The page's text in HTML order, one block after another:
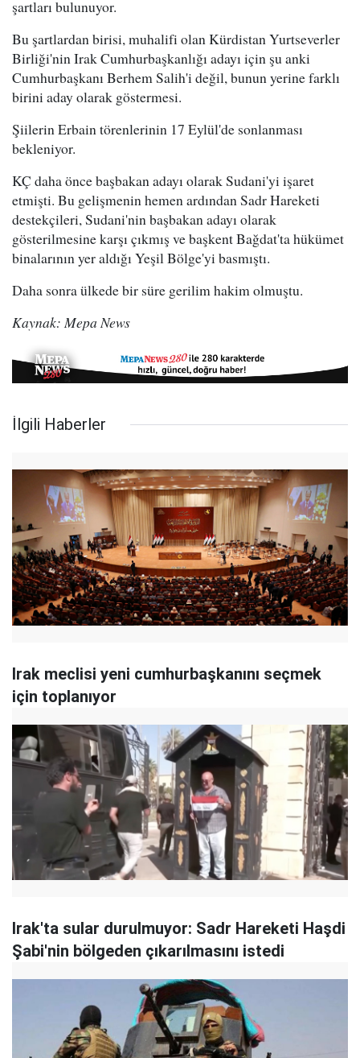
şartları bulunuyor.
Bu şartlardan birisi, muhalifi olan Kürdistan Yurtseverler
Birliği'nin Irak Cumhurbaşkanlığı adayı için şu anki
Cumhurbaşkanı Berhem Salih'i değil, bunun yerine farklı
birini aday olarak göstermesi.
Şiilerin Erbain törenlerinin 17 Eylül'de sonlanması
bekleniyor.
KÇ daha önce başbakan adayı olarak Sudani'yi işaret
etmişti. Bu gelişmenin hemen ardından Sadr Hareketi
destekçileri, Sudani'nin başbakan adayı olarak
gösterilmesine karşı çıkmış ve başkent Bağdat'ta hükümet
binalarının yer aldığı Yeşil Bölge'yi basmıştı.
Daha sonra ülkede bir süre gerilim hakim olmuştu.
Kaynak: Mepa News
İlgili Haberler
Irak meclisi yeni cumhurbaşkanını seçmek
için toplanıyor
Irak'ta sular durulmuyor: Sadr Hareketi Haşdi
Şabi'nin bölgeden çıkarılmasını istedi